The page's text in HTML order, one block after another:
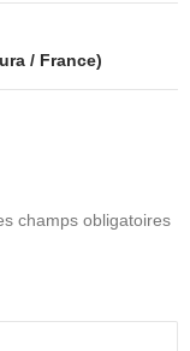
/ France)
champs obligatoires